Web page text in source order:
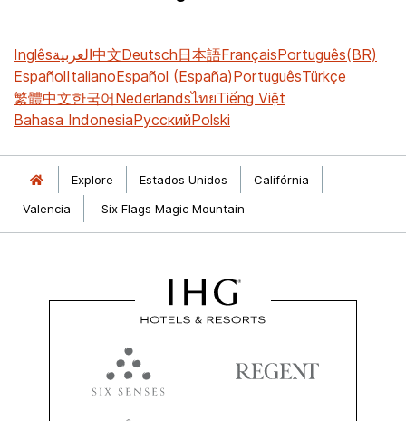
Inglêsالعربية中文Deutsch日本語FrançaisPortuguês(BR)
EspañolItalianoEspañol (España)PortuguêsTürkçe
繁體中文한국어NederlandsไทยTiếng Việt
Bahasa IndonesiaРусскийPolski
Explore Estados Unidos
Califórnia
Valencia
Six Flags Magic Mountain